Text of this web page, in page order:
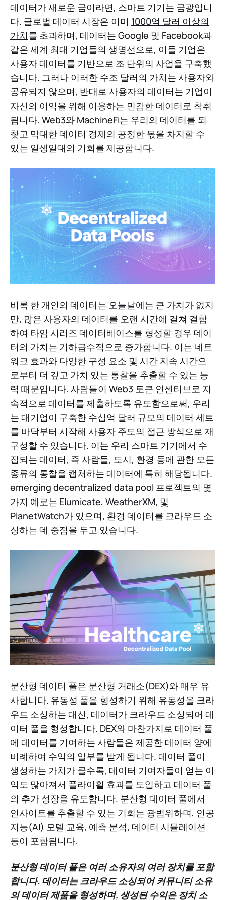
데이터가 새로운 금이라면, 스마트 기기는 금광입니
다. 글로벌 데이터 시장은 이미 1000억 달러 이상의
가치를 초과하며, 데이터는 Google 및 Facebook과
같은 세계 최대 기업들의 생명선으로, 이들 기업은
사용자 데이터를 기반으로 조 단위의 사업을 구축했
습니다. 그러나 이러한 수조 달러의 가치는 사용자와
공유되지 않으며, 반대로 사용자의 데이터는 기업이
자신의 이익을 위해 이용하는 민감한 데이터로 착취
됩니다. Web3와 MachineFi는 우리의 데이터를 되
찾고 막대한 데이터 경제의 공정한 몫을 차지할 수
있는 일생일대의 기회를 제공합니다.
비록 한 개인의 데이터는 오늘날에는 큰 가치가 없지
만, 많은 사용자의 데이터를 오랜 시간에 걸쳐 결합
하여 타임 시리즈 데이터베이스를 형성할 경우 데이
터의 가치는 기하급수적으로 증가합니다. 이는 네트
워크 효과와 다양한 구성 요소 및 시간 지속 시간으
로부터 더 깊고 가치 있는 통찰을 추출할 수 있는 능
력 때문입니다. 사람들이 Web3 토큰 인센티브로 지
속적으로 데이터를 제출하도록 유도함으로써, 우리
는 대기업이 구축한 수십억 달러 규모의 데이터 세트
를 바닥부터 시작해 사용자 주도의 접근 방식으로 재
구성할 수 있습니다. 이는 우리 스마트 기기에서 수
집되는 데이터, 즉 사람들, 도시, 환경 등에 관한 모든
종류의 통찰을 캡처하는 데이터에 특히 해당됩니다.
emerging decentralized data pool 프로젝트의 몇
가지 예로는 Elumicate, WeatherXM, 및
PlanetWatch가 있으며, 환경 데이터를 크라우드 소
싱하는 데 중점을 두고 있습니다.
분산형 데이터 풀은 분산형 거래소(DEX)와 매우 유
사합니다. 유동성 풀을 형성하기 위해 유동성을 크라
우드 소싱하는 대신, 데이터가 크라우드 소싱되어 데
이터 풀을 형성합니다. DEX와 마찬가지로 데이터 풀
에 데이터를 기여하는 사람들은 제공한 데이터 양에
비례하여 수익의 일부를 받게 됩니다. 데이터 풀이
생성하는 가치가 클수록, 데이터 기여자들이 얻는 이
익도 많아져서 플라이휠 효과를 도입하고 데이터 풀
의 추가 성장을 유도합니다. 분산형 데이터 풀에서
인사이트를 추출할 수 있는 기회는 광범위하며, 인공
지능(AI) 모델 교육, 예측 분석, 데이터 시뮬레이션
등이 포함됩니다.
분산형 데이터 풀은 여러 소유자의 여러 장치를 포함
합니다. 데이터는 크라우드 소싱되어 커뮤니티 소유
의 데이터 제품을 형성하며, 생성된 수익은 장치 소